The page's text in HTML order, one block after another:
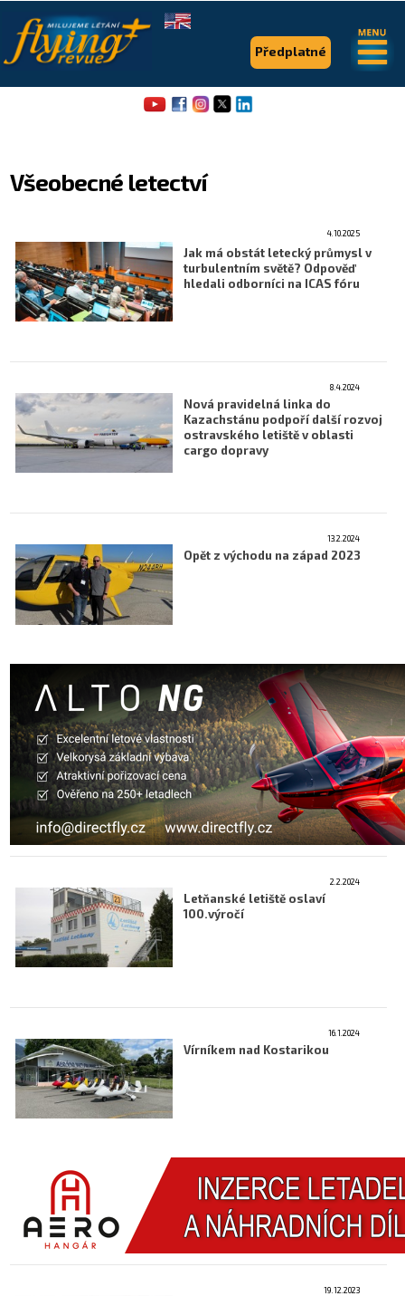
Všeobecné letectví
4.10.2025
Jak má obstát letecký průmysl v
turbulentním světě? Odpověď
hledali odborníci na ICAS fóru
8.4.2024
Nová pravidelná linka do
Kazachstánu podpoří další rozvoj
ostravského letiště v oblasti
cargo dopravy
13.2.2024
Opět z východu na západ 2023
2.2.2024
Letňanské letiště oslaví
100.výročí
16.1.2024
Vírníkem nad Kostarikou
19.12.2023
Předplatné
.
Flying Revue
Články
Letecká videa
Aktuální FR + archiv
The SAFE Guide app
Nabídky práce v letectví
E-SHOP